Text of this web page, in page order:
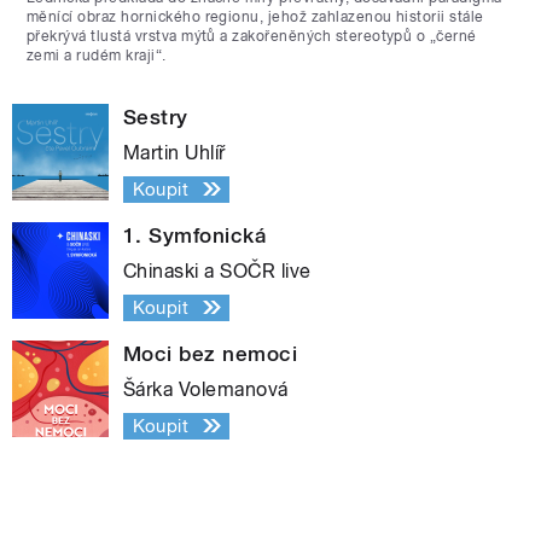
měnící obraz hornického regionu, jehož zahlazenou historii stále
překrývá tlustá vrstva mýtů a zakořeněných stereotypů o „černé
zemi a rudém kraji“.
Sestry
Martin Uhlíř
Koupit
1. Symfonická
Chinaski a SOČR live
Koupit
Moci bez nemoci
Šárka Volemanová
Koupit